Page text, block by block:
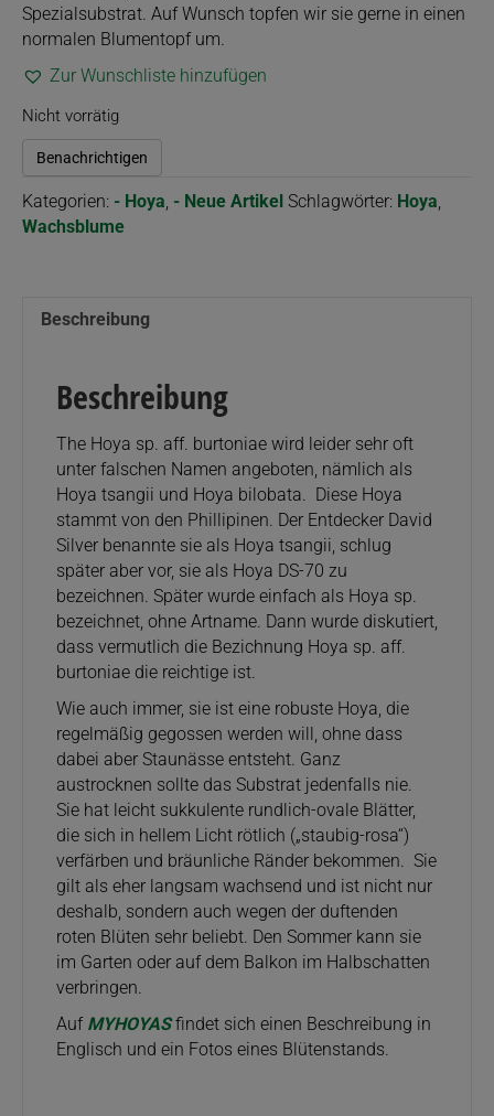
Spezialsubstrat. Auf Wunsch topfen wir sie gerne in einen
normalen Blumentopf um.
Zur Wunschliste hinzufügen
Nicht vorrätig
Benachrichtigen
Kategorien: - Hoya - Neue Artikel Schlagwörter: Hoya
Wachsblume
Beschreibung
Beschreibung
The Hoya sp. aff. burtoniae wird leider sehr oft
unter falschen Namen angeboten, nämlich als
Hoya tsangii und Hoya bilobata. Diese Hoya
stammt von den Phillipinen. Der Entdecker David
Silver benannte sie als Hoya tsangii, schlug
später aber vor, sie als Hoya DS-70 zu
bezeichnen. Später wurde einfach als Hoya sp.
bezeichnet, ohne Artname. Dann wurde diskutiert,
dass vermutlich die Bezichnung Hoya sp. aff.
burtoniae die reichtige ist.
Wie auch immer, sie ist eine robuste Hoya, die
regelmäßig gegossen werden will, ohne dass
dabei aber Staunässe entsteht. Ganz
austrocknen sollte das Substrat jedenfalls nie.
Sie hat leicht sukkulente rundlich-ovale Blätter,
die sich in hellem Licht rötlich („staubig-rosa“)
verfärben und bräunliche Ränder bekommen. Sie
gilt als eher langsam wachsend und ist nicht nur
deshalb, sondern auch wegen der duftenden
roten Blüten sehr beliebt. Den Sommer kann sie
im Garten oder auf dem Balkon im Halbschatten
verbringen.
Auf MYHOYASfindet sich einen Beschreibung in
Englisch und ein Fotos eines Blütenstands.